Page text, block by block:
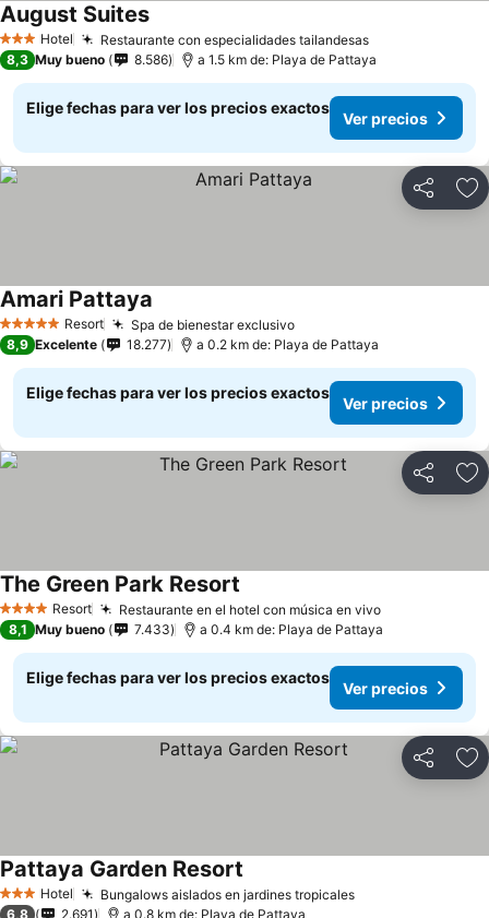
3 Estrellas
Hotel Restaurante con especialidades tailandesasVer precios
August SuitesVer precios
8,3 Muy bueno 8.586 a 1.5 km de: Playa de Pattaya
Elige fechas para ver los precios exactos
Ver precios
Compartir
5 Estrellas Resort Spa de bienestar exclusivoVer precios
Amari Pattaya
8,9 Excelente 18.277 a 0.2 km de: Playa de Pattaya
Elige fechas para ver los precios exactos
Ver precios
Compartir
4 EstrellasResort Restaurante en el hotel con música en vivoVer precios
The Green Park Resort
8,1 Muy bueno 7.433 a 0.4 km de: Playa de Pattaya
Elige fechas para ver los precios exactos
Ver precios
Compartir
3 Estrellas
Hotel Bungalows aislados en jardines tropicalesVer precios
Pattaya Garden Resort
6,8 2.691 a 0.8 km de: Playa de Pattaya